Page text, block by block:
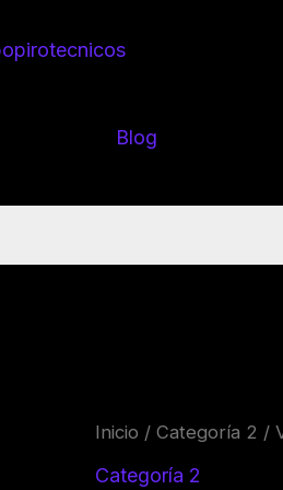
Blog
Inicio /Categoría 2 /
Categoría 2
VOLADORES